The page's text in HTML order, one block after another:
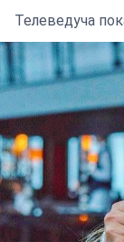
Телеведуча